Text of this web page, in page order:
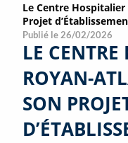
Le Centre
Projet
Publié le 26/02/2026
LE
ROYAN-
SON